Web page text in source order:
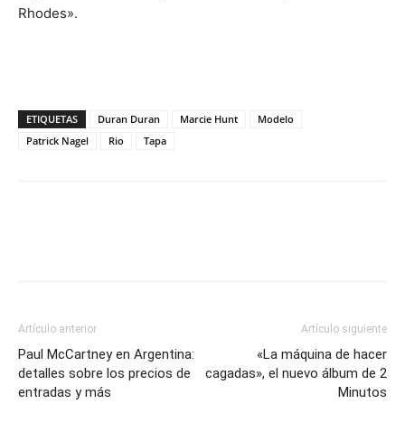
Rhodes».
ETIQUETAS Duran Duran Marcie Hunt
Modelo
Patrick Nagel
Rio Tapa
Artículo anterior
Paul McCartney en Argentina:
detalles sobre los precios de
entradas y más
Artículo siguiente
«La máquina de hacer
cagadas», el nuevo álbum de 2
Minutos